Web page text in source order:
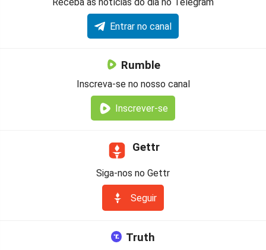
Entrar no canal
Rumble
Inscreva-se no nosso canal
Inscrever-se
Gettr
Siga-nos no Gettr
Seguir
Truth